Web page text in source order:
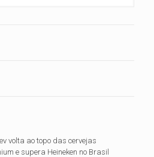
volta ao topo das cervejas
e supera Heineken no Brasil